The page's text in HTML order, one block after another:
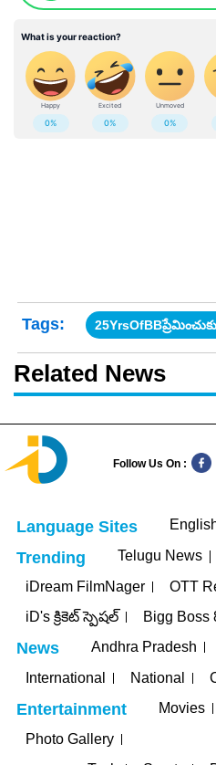
Tags:
Related News
Follow Us On :
Language Sites
Trending Telugu News
iDream FilmNager
OTT
iD's క్రికెట్ స్పెషల్
Bigg Boss
News Andhra Pradesh
International
National
Entertainment Movies
Photo Gallery